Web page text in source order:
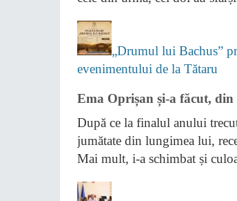
„Drumul lui Bachus”
evenimentului de la Tătaru
Ema Oprișan și-a făcut,
După ce la finalul anului
jumătate din lungimea lui,
Mai mult, i-a schimbat și